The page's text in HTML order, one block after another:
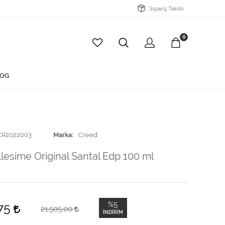
Sipariş Takibi
0
Marka Creed
Original Santal Edp 100 ml
21.505,00 %5
İNDIRIM